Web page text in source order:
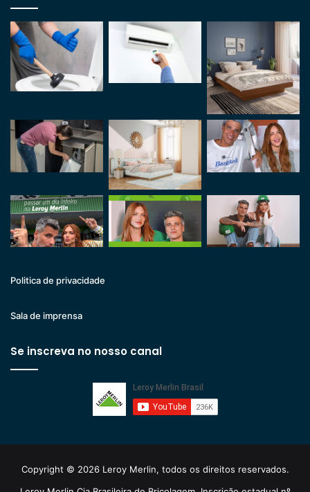
Politica de privacidade
Sala de imprensa
Se inscreva no nosso canal
Copyright © 2026 Leroy Merlin, todos os direitos reservados.